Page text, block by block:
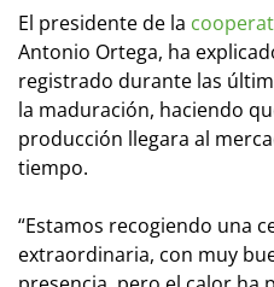
El presidente de la
Antonio Ortega, ha
registrado durante las
la maduración, haciendo
producción llegara al
tiempo.
“Estamos recogiendo una
extraordinaria, con muy